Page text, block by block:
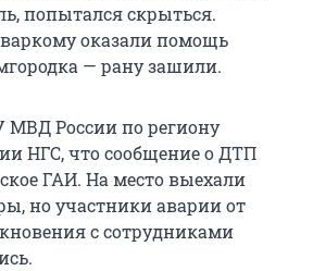
попытался скрыться.
оказали помощь
— рану зашили.
МВД России по региону
НГС, что сообщение о ДТП
ГАИ. На место выехали
но участники аварии от
с сотрудниками